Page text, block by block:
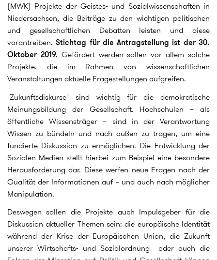
(MWK) Projekte der Geistes- und Sozialwissenschaften in
Niedersachsen, die Beiträge zu den wichtigen politischen
und gesellschaftlichen Debatten leisten und diese
vorantreiben.Stichtag für die Antragstellung ist der 30.
Oktober 2019. Gefördert werden sollen vor allem solche
Projekte, die im Rahmen von wissenschaftlichen
Veranstaltungen aktuelle Fragestellungen aufgreifen.
"Zukunftsdiskurse" sind wichtig für die demokratische
Meinungsbildung der Gesellschaft. Hochschulen – als
öffentliche Wissensträger – sind in der Verantwortung
Wissen zu bündeln und nach außen zu tragen, um eine
fundierte Diskussion zu ermöglichen. Die Entwicklung der
Sozialen Medien stellt hierbei zum Beispiel eine besondere
Herausforderung dar. Diese werfen neue Fragen nach der
Qualität der Informationen auf – und auch nach möglicher
Manipulation.
Deswegen sollen die Projekte auch Impulsgeber für die
Diskussion aktueller Themen sein: die europäische Identität
während der Krise der Europäischen Union, die Zukunft
unserer Wirtschafts- und Sozialordnung oder auch die